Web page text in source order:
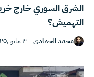
الشرق السوري خارج
التهميش؟
محمد الحمادي ٣٠ مايو ,٢٠٢٥